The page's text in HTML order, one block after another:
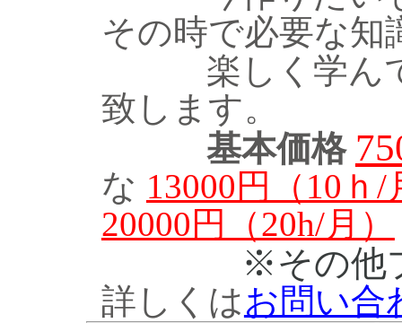
その時で必要な知
楽しく学んで
致します。
基本価格
な 13000円（10ｈ/
20000円（20h/月）
※その他
詳しくはお問い合